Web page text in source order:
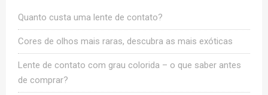
Quanto custa uma lente de contato?
Cores de olhos mais raras, descubra as mais exóticas
Lente de contato com grau colorida – o que saber antes
de comprar?